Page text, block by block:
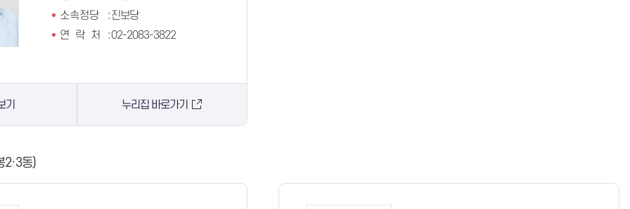
소속정당
:진보당
연 락 처
:02-2083-3822
기 누리집 바로가기
2·3동)